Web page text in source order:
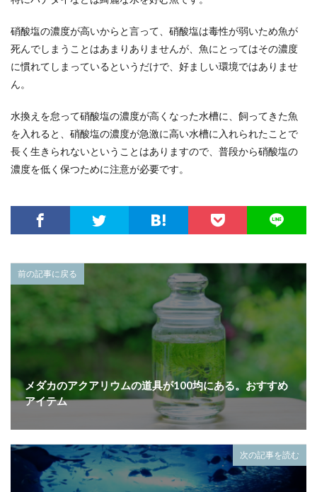
硝酸塩の濃度が高いからと言って、硝酸塩は毒性が弱いため魚が
死んでしまうことはあまりありませんが、魚にとってはその濃度
に慣れてしまっているというだけで、好ましい環境ではありませ
ん。
水換えを怠って硝酸塩の濃度が高くなった水槽に、飼ってきた魚
を入れると、硝酸塩の濃度が急激に高い水槽に入れられたことで
長く生きられないということはありますので、普段から硝酸塩の
濃度を低く保つために注意が必要です。
前の記事に戻る
メダカのアクアリウムの道具が100均にある。おすすめ
アイテム
次の記事を読む